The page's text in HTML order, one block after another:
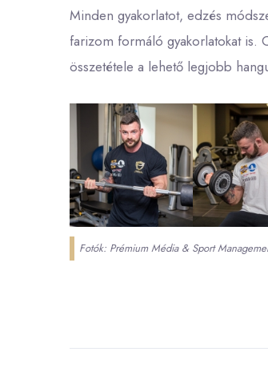
Minden gyakorlatot, edzés
farizom formáló gyakorlatokat is.
összetétele a lehető legjobb
Fotók: Prémium Média & Sport